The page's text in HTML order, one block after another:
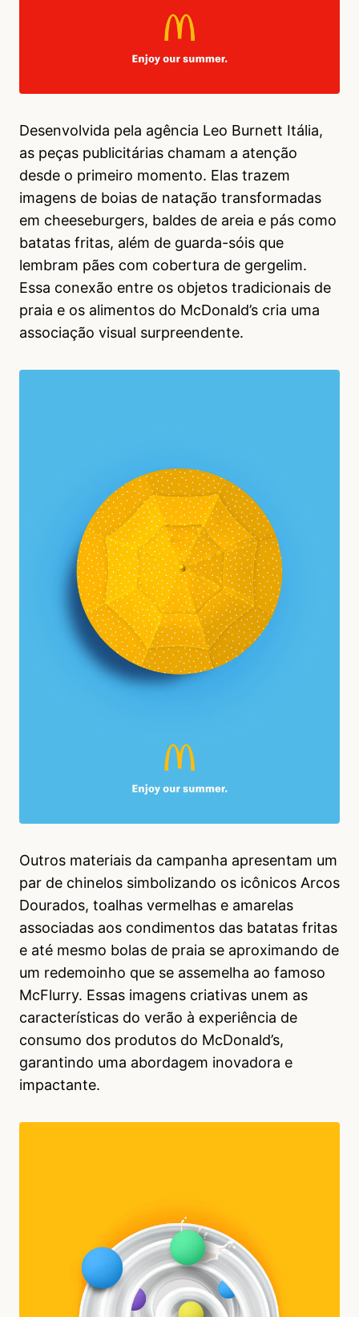
Desenvolvida pela agência Leo Burnett Itália,
as peças publicitárias chamam a atenção
desde o primeiro momento. Elas trazem
imagens de boias de natação transformadas
em cheeseburgers, baldes de areia e pás como
batatas fritas, além de guarda-sóis que
lembram pães com cobertura de gergelim.
Essa conexão entre os objetos tradicionais de
praia e os alimentos do McDonald’s cria uma
associação visual surpreendente.
Outros materiais da campanha apresentam um
par de chinelos simbolizando os icônicos Arcos
Dourados, toalhas vermelhas e amarelas
associadas aos condimentos das batatas fritas
e até mesmo bolas de praia se aproximando de
um redemoinho que se assemelha ao famoso
McFlurry. Essas imagens criativas unem as
características do verão à experiência de
consumo dos produtos do McDonald’s,
garantindo uma abordagem inovadora e
impactante.